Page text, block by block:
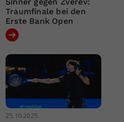
Traumfinale bei den
Erste Bank Open
25.10.2025